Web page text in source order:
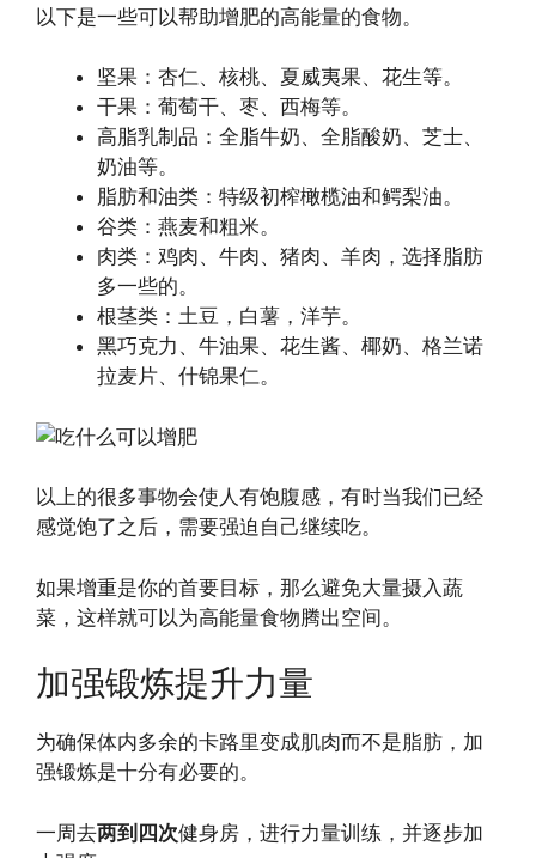
以下是一些可以帮助增肥的高能量的食物。
坚果：杏仁、核桃、夏威夷果、花生等。
干果：葡萄干、枣、西梅等。
高脂乳制品：全脂牛奶、全脂酸奶、芝士、
奶油等。
脂肪和油类：特级初榨橄榄油和鳄梨油。
谷类：燕麦和粗米。
肉类：鸡肉、牛肉、猪肉、羊肉，选择脂肪
多一些的。
根茎类：土豆，白薯，洋芋。
黑巧克力、牛油果、花生酱、椰奶、格兰诺
拉麦片、什锦果仁。
以上的很多事物会使人有饱腹感，有时当我们已经
感觉饱了之后，需要强迫自己继续吃。
如果增重是你的首要目标，那么避免大量摄入蔬
菜，这样就可以为高能量食物腾出空间。
加强锻炼提升力量
为确保体内多余的卡路里变成肌肉而不是脂肪，加
强锻炼是十分有必要的。
一周去两到四次健身房，进行力量训练，并逐步加